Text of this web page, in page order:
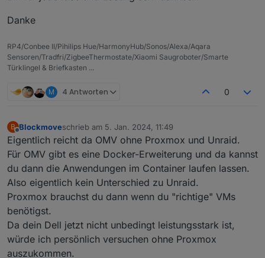
Danke
RP4/Conbee II/Pihilips Hue/HarmonyHub/Sonos/Alexa/Aqara
Sensoren/Tradfri/ZigbeeThermostate/Xiaomi Saugroboter/Smarte
Türklingel & Briefkasten ...
M 4 Antworten 0
B
Offline
Blockmoveschrieb am 5. Jan. 2024, 11:49
zuletzt editiert von
Eigentlich reicht da OMV ohne Proxmox und Unraid.
Für OMV gibt es eine Docker-Erweiterung und da kannst
du dann die Anwendungen im Container laufen lassen.
Also eigentlich kein Unterschied zu Unraid.
Proxmox brauchst du dann wenn du "richtige" VMs
benötigst.
Da dein Dell jetzt nicht unbedingt leistungsstark ist,
würde ich persönlich versuchen ohne Proxmox
auszukommen.